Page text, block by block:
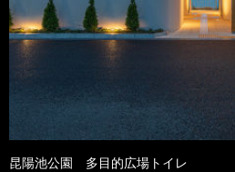
昆陽池公園 多目的広場トイレ